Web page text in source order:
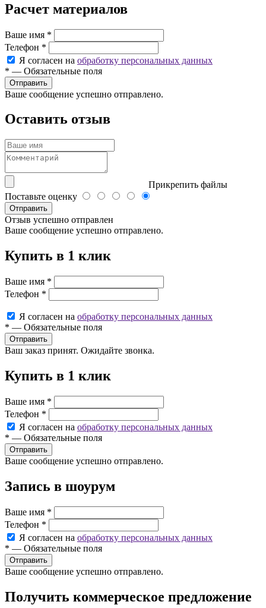
Расчет материалов
Ваше имя *
Телефон *
Я согласен на обработку персональных данных
* — Обязательные поля
Ваше сообщение успешно отправлено.
Оставить отзыв
Прикрепить файлы
Поставьте оценку
Отправить
Отзыв успешно отправлен
Ваше сообщение успешно отправлено.
Купить в 1 клик
Ваше имя *
Телефон *
Я согласен на обработку персональных данных
* — Обязательные поля
Ваш заказ принят. Ожидайте звонка.
Купить в 1 клик
Ваше имя *
Телефон *
Я согласен на обработку персональных данных
* — Обязательные поля
Ваше сообщение успешно отправлено.
Запись в шоурум
Ваше имя *
Телефон *
Я согласен на обработку персональных данных
* — Обязательные поля
Ваше сообщение успешно отправлено.
Получить коммерческое предложение